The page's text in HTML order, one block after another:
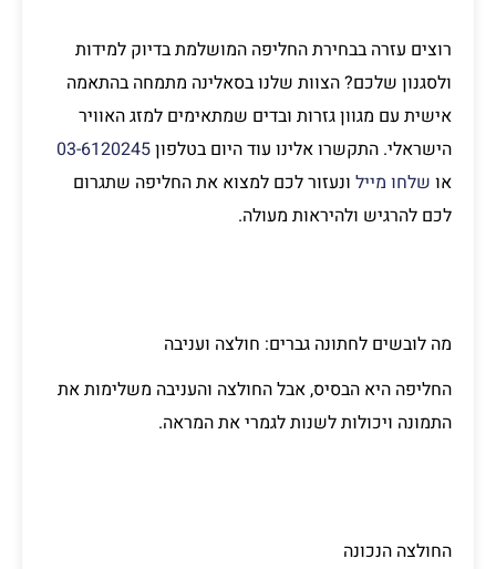
רוצים עזרה בבחירת החליפה המושלמת בדיוק למידות
ולסגנון שלכם? הצוות שלנו בסאלינה מתמחה בהתאמה
אישית עם מגוון גזרות ובדים שמתאימים למזג האוויר
הישראלי. התקשרו אלינו עוד היום בטלפון03-6120245
או שלחו מייל ונעזור לכם למצוא את החליפה שתגרום
לכם להרגיש ולהיראות מעולה.
מה לובשים לחתונה גברים: חולצה ועניבה
החליפה היא הבסיס, אבל החולצה והעניבה משלימות את
התמונה ויכולות לשנות לגמרי את המראה.
החולצה הנכונה